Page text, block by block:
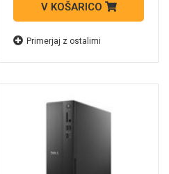
V KOŠARICO
Primerjaj z ostalimi